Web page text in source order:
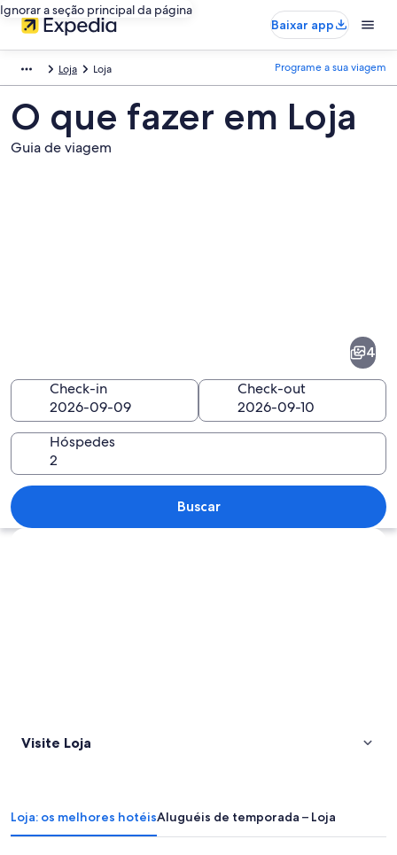
Ignorar a seção principal da página
Baixar app
Loja Loja Programe a sua viagem
O que fazer em Loja
Guia de viagem
Paisagem montanhosa com um vale,
4
Check-in Check-out
Hóspedes
Buscar
Explorar mapa
Visite Loja
Loja: os melhores hotéisAluguéis de temporada – Loja